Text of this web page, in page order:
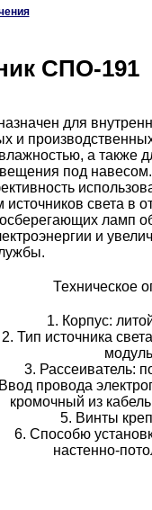
СПО-191
для
и
а также
под навесом.
света в
ламп
и
Техническое
1. Корпус:
2. Тип источника
модуль
3. Рассеиватель:
провода
кромочный из
5. Винты
6. Способю
настенно-